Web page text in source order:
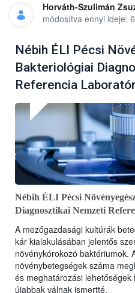
Horváth-Szulimán
módosítva ennyi ideje:
Nébih ÉLI Pécsi
Bakteriológiai
Referencia
Nébih ÉLI Pécsi
Diagnosztikai Nemzeti
A mezőgazdasági kultúrák
kár kialakulásában jelentős
növénykórokozó baktériumok.
növénybetegségek száma
és meghatározási
újabbak válnak ismertté.